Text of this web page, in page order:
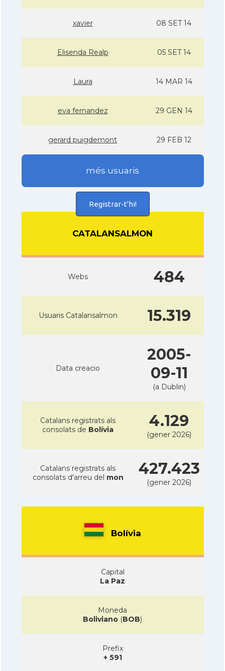
xavier 08 SET 14
Elisenda Realp 05 SET 14
Laura 14 MAR 14
eva fernandez 29 GEN 14
gerard puigdemont 29 FEB 12
més usuaris
Registrar-t'hi!
CATALANSALMON
Webs 484
Usuaris Catalansalmon 15.319
Data creacio
2005-
09-11
(a Dublin)
Catalans registrats als
consolats de Bolívia 4.129
(gener 2026)
Catalans registrats als
consolats d'arreu del mon 427.423
(gener 2026)
Bolívia
Capital
La Paz
Moneda
Boliviano (BOB)
Prefix
+ 591